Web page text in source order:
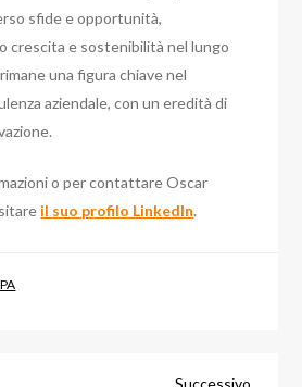
sfide e opportunità,
crescita e sostenibilità nel lungo
una figura chiave nel
aziendale, con un eredità di
o per contattare Oscar
il suo profilo LinkedIn.
Successivo